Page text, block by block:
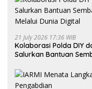
21 July 2026 17:36 WIB
Kolaborasi Polda DIY
Salurkan Bantuan